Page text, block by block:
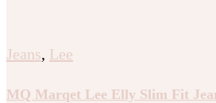
Jeans, Lee
MQ Marqet Lee Elly Slim Fit